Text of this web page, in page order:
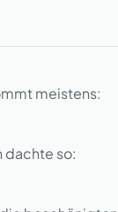
meistens:
dachte so: